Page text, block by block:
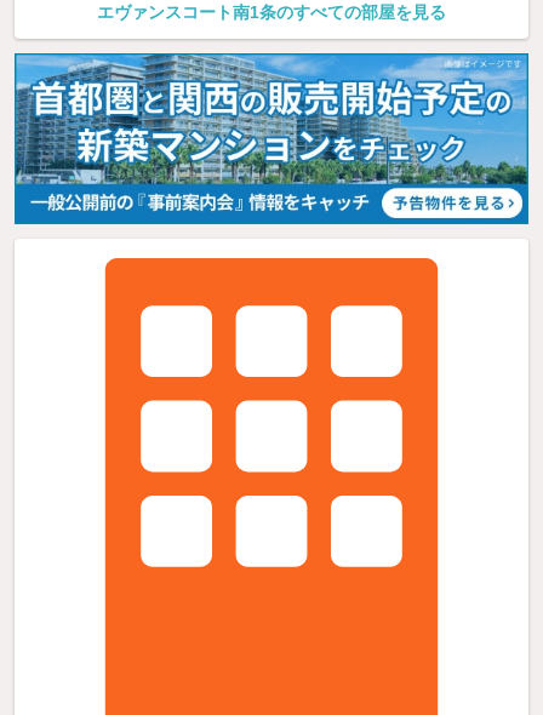
エヴァンスコート南1条のすべての部屋を見る